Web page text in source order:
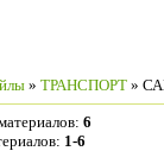
» ТРАНСПОРТ »
: 6
: 1-6